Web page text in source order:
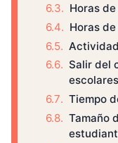
Horas
Horas
Salir del
escolares
Tiempo
Tamaño